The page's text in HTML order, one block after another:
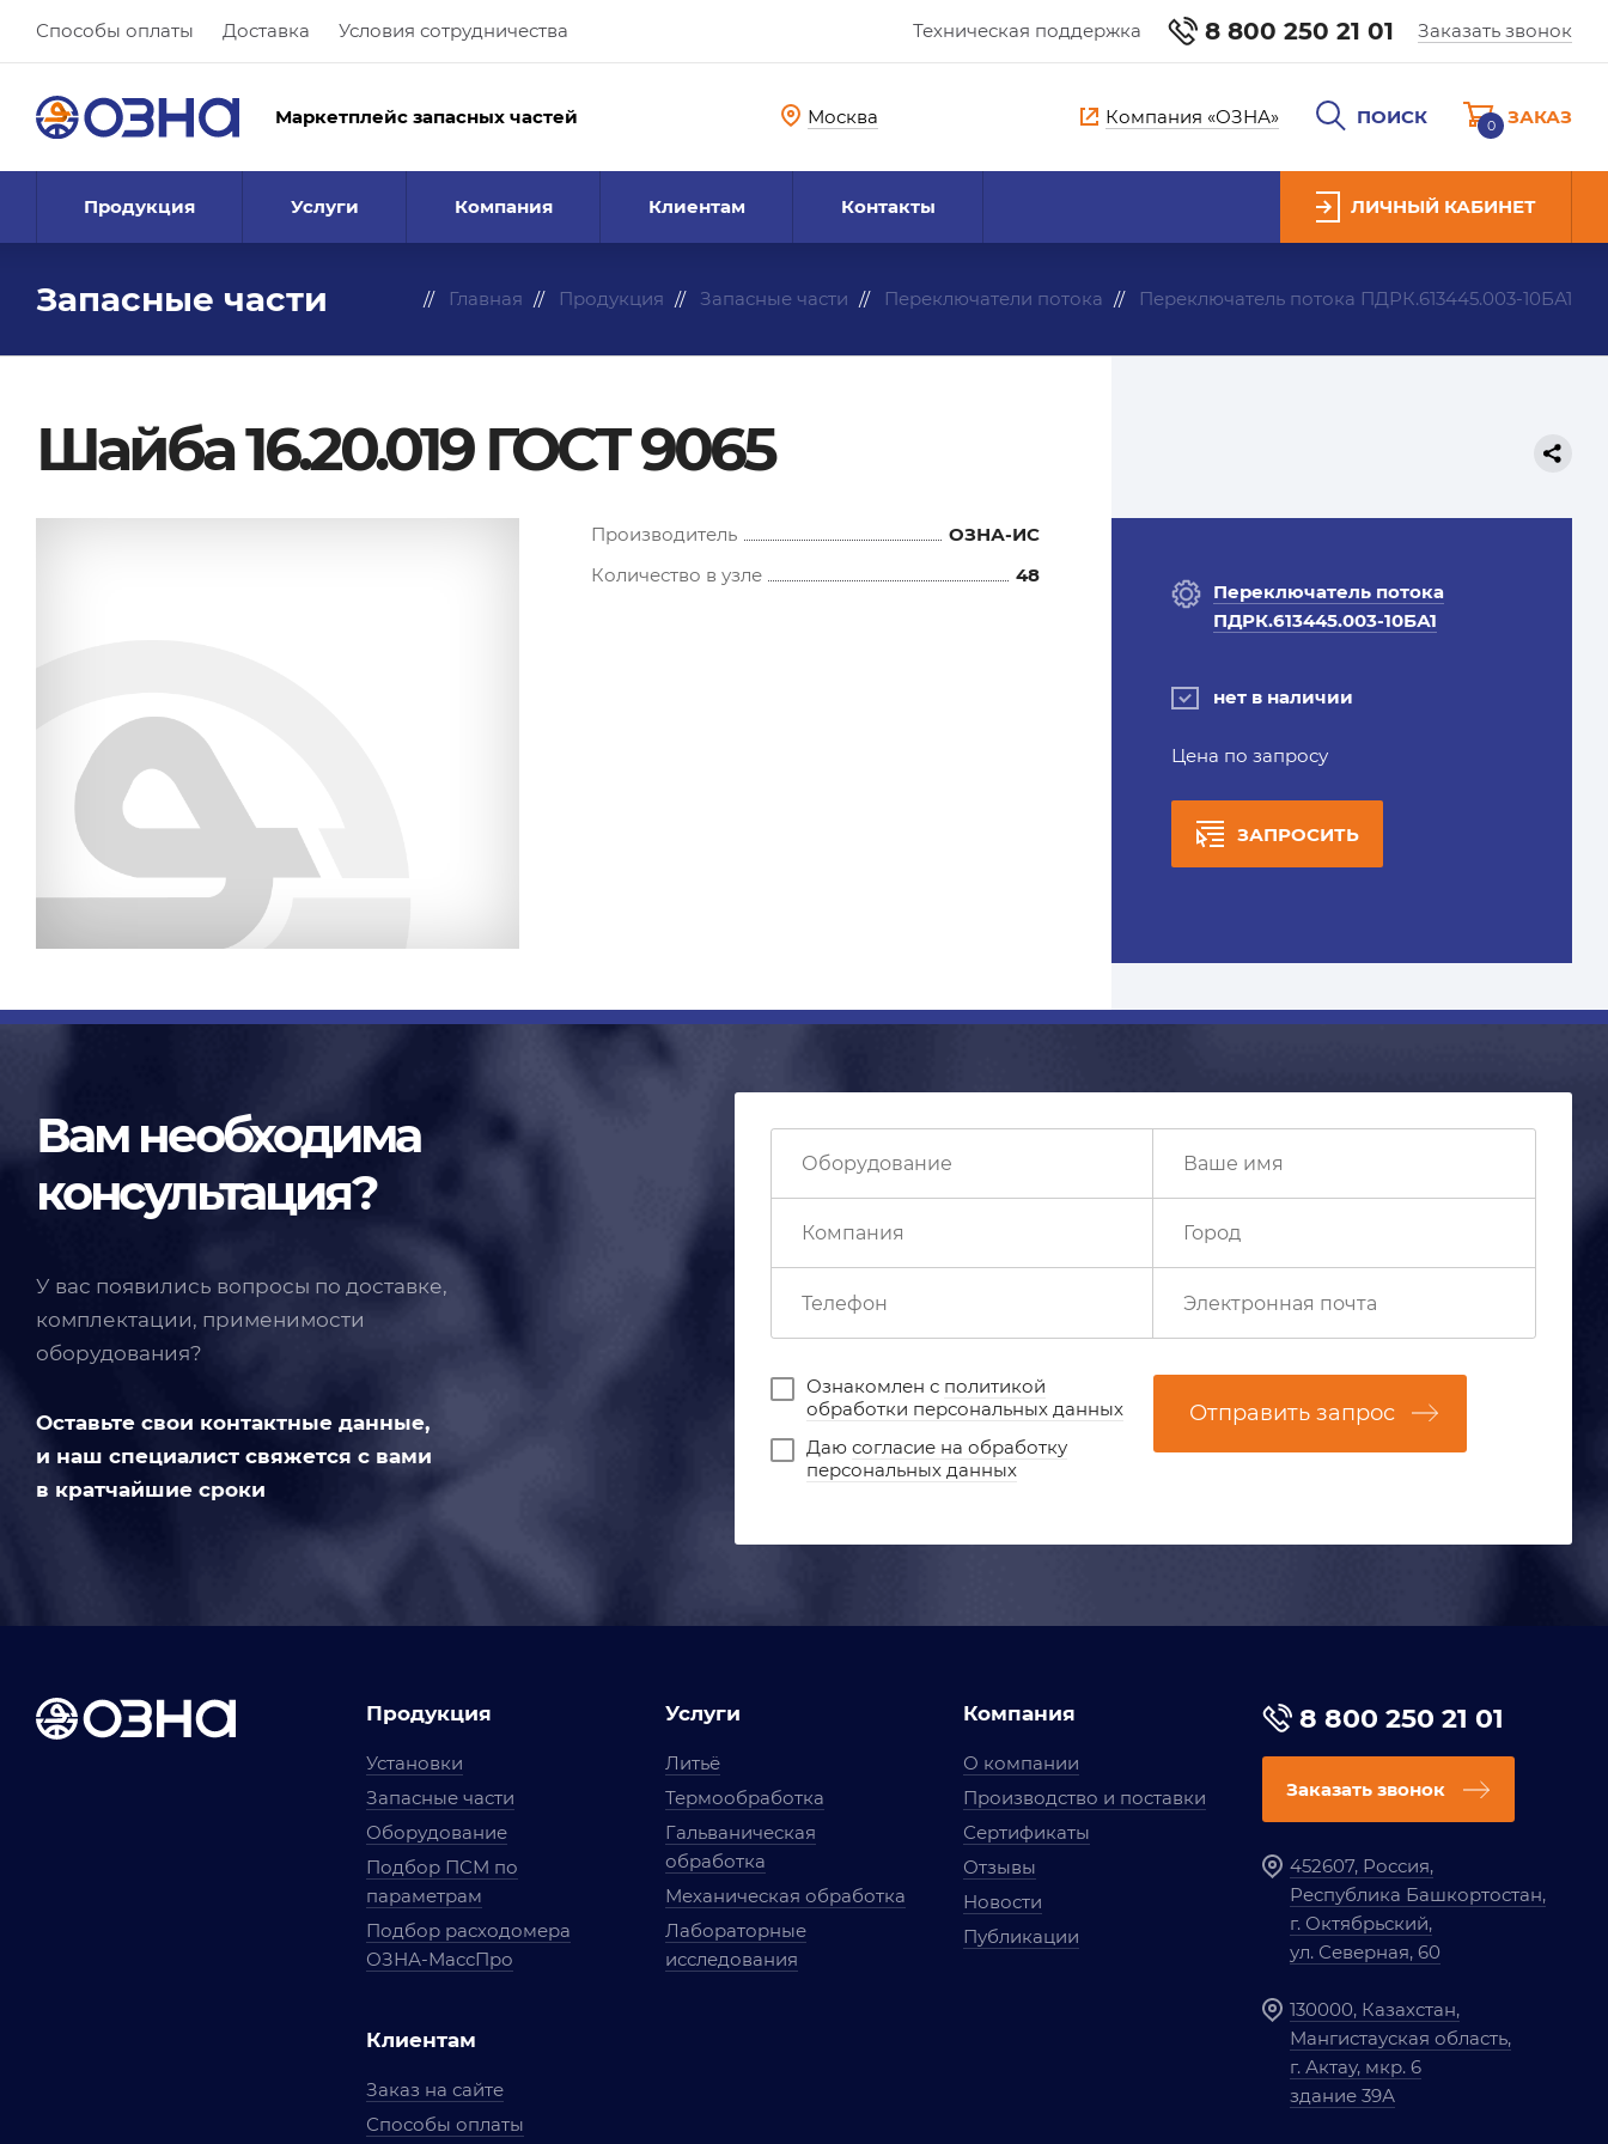
Способы оплаты Доставка Условия сотрудничества Техническая поддержка 8 800 250 21 01 Заказать звонок
Маркетплейс запасных частей Москва Компания «ОЗНА» ПОИСК 0 ЗАКАЗ
Продукция Услуги Компания Клиентам Контакты ЛИЧНЫЙ КАБИНЕТ
Запасные части Главная Продукция Запасные части Переключатели потока Переключатель потока ПДРК.613445.003-10БА1
Шайба 16.20.019 ГОСТ 9065
Производитель
ОЗНА-ИС
Количество в узле
48
Переключатель потока
ПДРК.613445.003-10БА1
нет в наличии
Цена по запросу
ЗАПРОСИТЬ
Вам необходима
консультация?
У вас появились вопросы по доставке,
комплектации, применимости
оборудования?
Оставьте свои контактные данные,
и наш специалист свяжется с вами
в кратчайшие сроки
Ознакомлен с политикой
обработки персональных данных
Даю согласие на обработку
персональных данных
Отправить запрос
Продукция
Установки
Запасные части
Оборудование
Подбор ПСМ по
параметрам
Подбор расходомера
ОЗНА-МассПро
Клиентам
Заказ на сайте
Способы оплаты
Услуги
Литьё
Термообработка
Гальваническая
обработка
Механическая обработка
Лабораторные
исследования
Компания
О компании
Производство и поставки
Сертификаты
Отзывы
Новости
Публикации
8 800 250 21 01
Заказать звонок
452607, Россия,
Республика Башкортостан,
г. Октябрьский,
ул. Северная, 60
130000, Казахстан,
Мангистауская область,
г. Актау, мкр. 6
здание 39А